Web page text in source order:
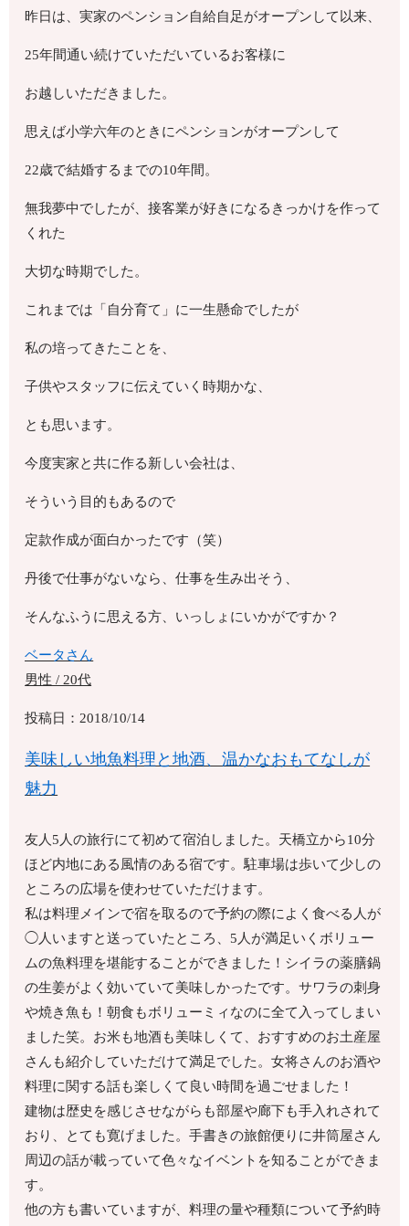
昨日は、実家のペンション自給自足がオープンして以来、
25年間通い続けていただいているお客様に
お越しいただきました。
思えば小学六年のときにペンションがオープンして
22歳で結婚するまでの10年間。
無我夢中でしたが、接客業が好きになるきっかけを作って
くれた
大切な時期でした。
これまでは「自分育て」に一生懸命でしたが
私の培ってきたことを、
子供やスタッフに伝えていく時期かな、
とも思います。
今度実家と共に作る新しい会社は、
そういう目的もあるので
定款作成が面白かったです（笑）
丹後で仕事がないなら、仕事を生み出そう、
そんなふうに思える方、いっしょにいかがですか？
ベータさん
男性 / 20代
投稿日：2018/10/14
美味しい地魚料理と地酒、温かなおもてなしが
魅力
友人5人の旅行にて初めて宿泊しました。天橋立から10分
ほど内地にある風情のある宿です。駐車場は歩いて少しの
ところの広場を使わせていただけます。
私は料理メインで宿を取るので予約の際によく食べる人が
◯人いますと送っていたところ、5人が満足いくボリュー
ムの魚料理を堪能することができました！シイラの薬膳鍋
の生姜がよく効いていて美味しかったです。サワラの刺身
や焼き魚も！朝食もボリューミィなのに全て入ってしまい
ました笑。お米も地酒も美味しくて、おすすめのお土産屋
さんも紹介していただけて満足でした。女将さんのお酒や
料理に関する話も楽しくて良い時間を過ごせました！
建物は歴史を感じさせながらも部屋や廊下も手入れされて
おり、とても寛げました。手書きの旅館便りに井筒屋さん
周辺の話が載っていて色々なイベントを知ることができま
す。
他の方も書いていますが、料理の量や種類について予約時